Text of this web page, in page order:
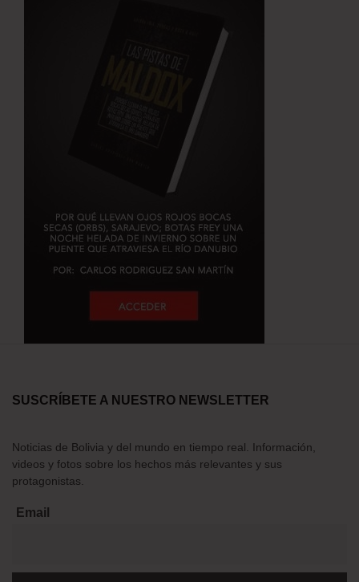
SUSCRÍBETE A NUESTRO NEWSLETTER
Noticias de Bolivia y del mundo en tiempo real. Información,
videos y fotos sobre los hechos más relevantes y sus
protagonistas.
Email